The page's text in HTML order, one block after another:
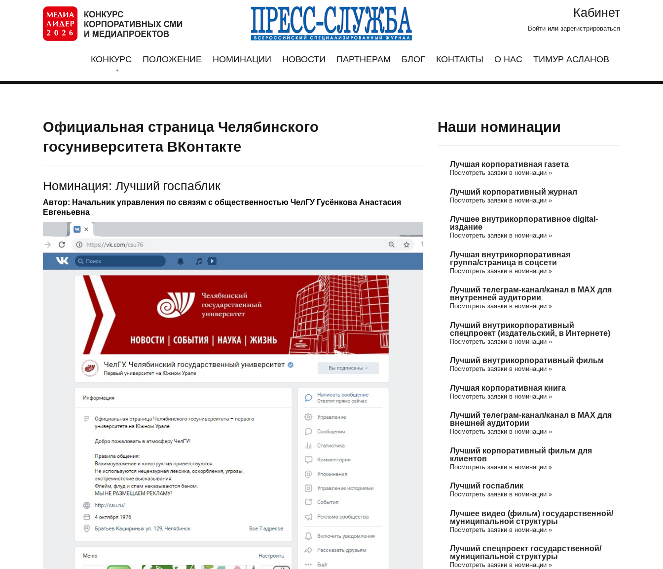
Кабинет
Войти или зарегистрироваться
КОНКУРС ПОЛОЖЕНИЕ НОМИНАЦИИ НОВОСТИ ПАРТНЕРАМ БЛОГ КОНТАКТЫ О НАС ТИМУР АСЛАНОВ
Официальная страница Челябинского
госуниверситета ВКонтакте
Номинация: Лучший госпаблик
Автор: Начальник управления по связям с общественностью ЧелГУ Гусёнкова Анастасия
Евгеньевна
Наши номинации
Лучшая корпоративная газета
Посмотреть заявки в номинации »
Лучший корпоративный журнал
Посмотреть заявки в номинации »
Лучшее внутрикорпоративное digital-
издание
Посмотреть заявки в номинации »
Лучшая внутрикорпоративная
группа/cтраница в соцсети
Посмотреть заявки в номинации »
Лучший телеграм-канал/канал в МАХ для
внутренней аудитории
Посмотреть заявки в номинации »
Лучший внутрикорпоративный
спецпроект (издательский, в Интернете)
Посмотреть заявки в номинации »
Лучший внутрикорпоративный фильм
Посмотреть заявки в номинации »
Лучшая корпоративная книга
Посмотреть заявки в номинации »
Лучший телеграм-канал/канал в МАХ для
внешней аудитории
Посмотреть заявки в номинации »
Лучший корпоративный фильм для
клиентов
Посмотреть заявки в номинации »
Лучший госпаблик
Посмотреть заявки в номинации »
Лучшее видео (фильм) государственной/
муниципальной структуры
Посмотреть заявки в номинации »
Лучший спецпроект государственной/
муниципальной структуры
Посмотреть заявки в номинации »